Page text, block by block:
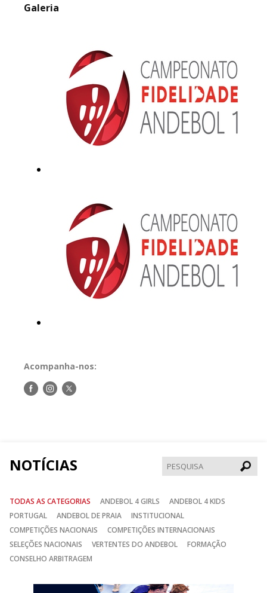
Galeria
Acompanha-nos:
Siga-Siga-Siga-
NOTÍCIAS
TODAS AS CATEGORIAS ANDEBOL 4 GIRLS
ANDEBOL 4 KIDS
PORTUGAL
ANDEBOL DE PRAIA
INSTITUCIONAL
COMPETIÇÕES NACIONAIS
COMPETIÇÕES INTERNACIONAIS
SELEÇÕES NACIONAIS
VERTENTES DO ANDEBOL
FORMAÇÃO
CONSELHO ARBITRAGEM